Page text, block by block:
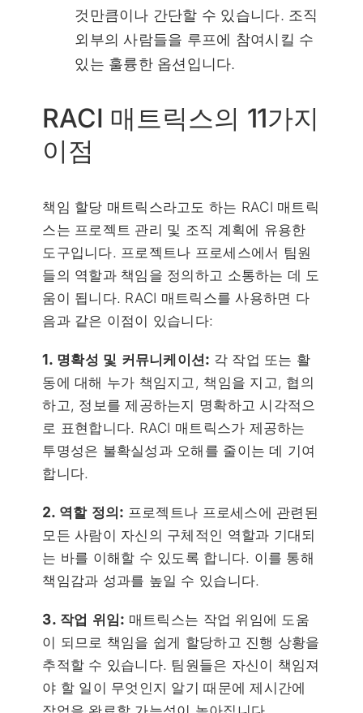
것만큼이나 간단할 수 있습니다. 조직
외부의 사람들을 루프에 참여시킬 수
있는 훌륭한 옵션입니다.
RACI 매트릭스의 11가지
이점
책임 할당 매트릭스라고도 하는 RACI 매트릭
스는 프로젝트 관리 및 조직 계획에 유용한
도구입니다. 프로젝트나 프로세스에서 팀원
들의 역할과 책임을 정의하고 소통하는 데 도
움이 됩니다. RACI 매트릭스를 사용하면 다
음과 같은 이점이 있습니다:
1. 명확성 및 커뮤니케이션: 각 작업 또는 활
동에 대해 누가 책임지고, 책임을 지고, 협의
하고, 정보를 제공하는지 명확하고 시각적으
로 표현합니다. RACI 매트릭스가 제공하는
투명성은 불확실성과 오해를 줄이는 데 기여
합니다.
2. 역할 정의: 프로젝트나 프로세스에 관련된
모든 사람이 자신의 구체적인 역할과 기대되
는 바를 이해할 수 있도록 합니다. 이를 통해
책임감과 성과를 높일 수 있습니다.
3. 작업 위임: 매트릭스는 작업 위임에 도움
이 되므로 책임을 쉽게 할당하고 진행 상황을
추적할 수 있습니다. 팀원들은 자신이 책임져
야 할 일이 무엇인지 알기 때문에 제시간에